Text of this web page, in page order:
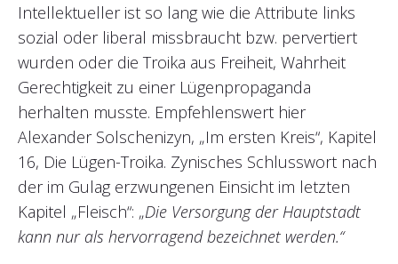
Intellektueller ist so lang wie die Attribute links
sozial oder liberal missbraucht bzw. pervertiert
wurden oder die Troika aus Freiheit, Wahrheit
Gerechtigkeit zu einer Lügenpropaganda
herhalten musste. Empfehlenswert hier
Alexander Solschenizyn, „Im ersten Kreis“, Kapitel
16, Die Lügen-Troika. Zynisches Schlusswort nach
der im Gulag erzwungenen Einsicht im letzten
Kapitel „Fleisch“: „Die Versorgung der Hauptstadt
kann nur als hervorragend bezeichnet werden.“